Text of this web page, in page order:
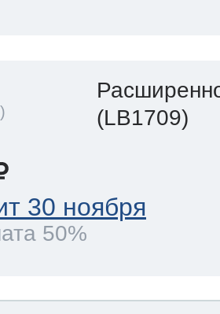
(LB1709)
30 ноября
50%